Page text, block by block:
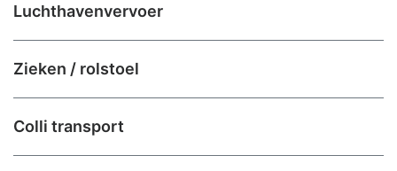
Luchthavenvervoer
Zieken / rolstoel
Colli transport